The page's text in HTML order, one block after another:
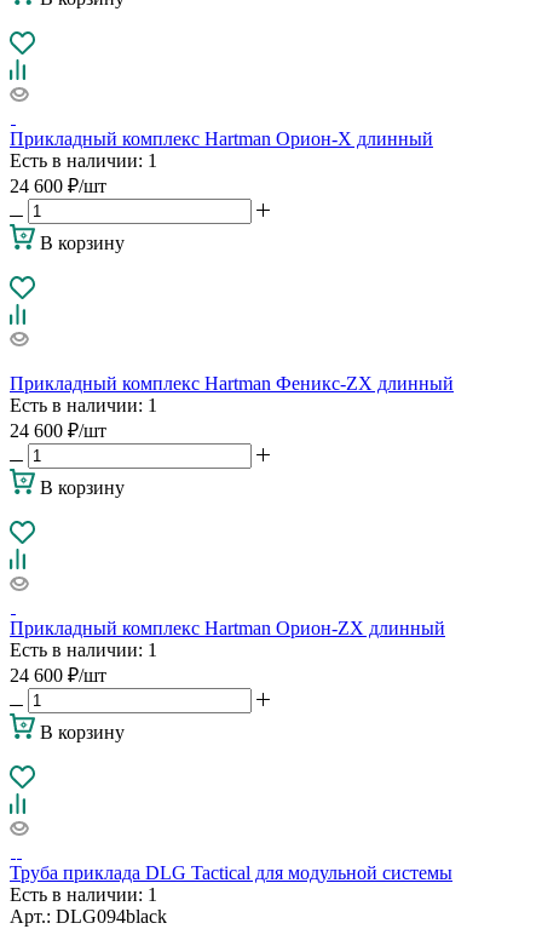
Прикладный комплекс Hartman Орион-X длинный
Есть в наличии: 1
24 600 ₽/шт
В корзину
Прикладный комплекс Hartman Феникс-ZX длинный
Есть в наличии: 1
24 600 ₽/шт
В корзину
Прикладный комплекс Hartman Орион-ZX длинный
Есть в наличии: 1
24 600 ₽/шт
В корзину
Труба приклада DLG Tactical для модульной системы
Есть в наличии: 1
Арт.: DLG094black